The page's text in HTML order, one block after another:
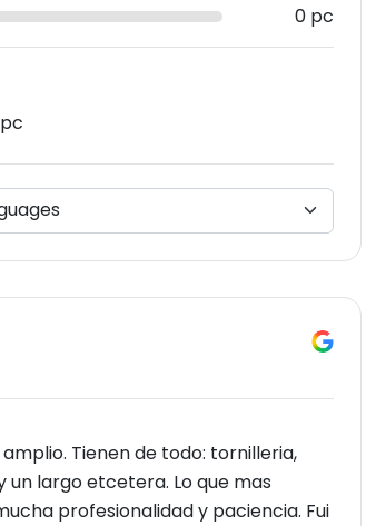
0 pc
Tienen de todo: tornilleria,
largo etcetera. Lo que mas
profesionalidad y paciencia. Fui